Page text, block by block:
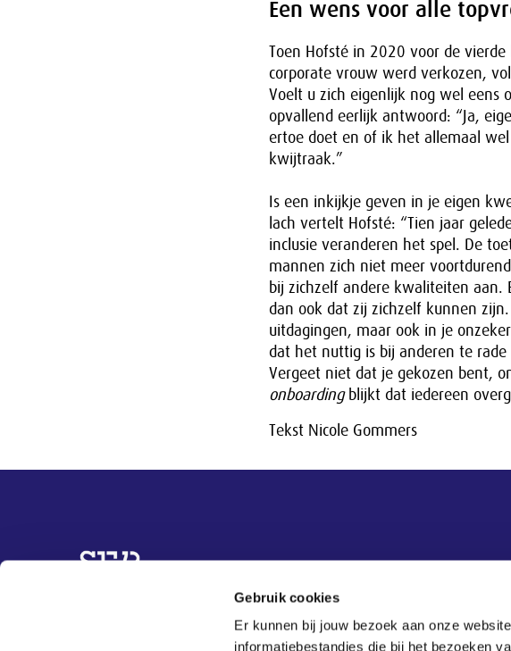
Gebruik cookies
Er kunnen bij jouw bezoek aan onze
informatiebestandjes die bij het bezoeken
Een wens voor alle
Toen Hofsté in 2020 voor de vierde
corporate vrouw werd verkozen,
Voelt u zich eigenlijk nog wel eens
opvallend eerlijk antwoord: “Ja,
ertoe doet en of ik het allemaal
kwijtraak.”
Is een inkijkje geven in je eigen
lach vertelt Hofsté: “Tien jaar
inclusie veranderen het spel. De
mannen zich niet meer
bij zichzelf andere kwaliteiten aan.
dan ook dat zij zichzelf kunnen
uitdagingen, maar ook in je
dat het nuttig is bij anderen te
Vergeet niet dat je gekozen bent,
onboardingblijkt dat iedereen
Tekst Nicole Gommers
Overige informatie